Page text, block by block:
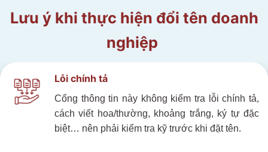
Lưu ý khi thực hiện đổi tên doanh
nghiệp
Lỗi chính tả
Cổng thông tin này không kiểm tra lỗi chính tả,
cách viết hoa/thường, khoảng trắng, ký tự đặc
biệt… nên phải kiểm tra kỹ trước khi đặt tên.